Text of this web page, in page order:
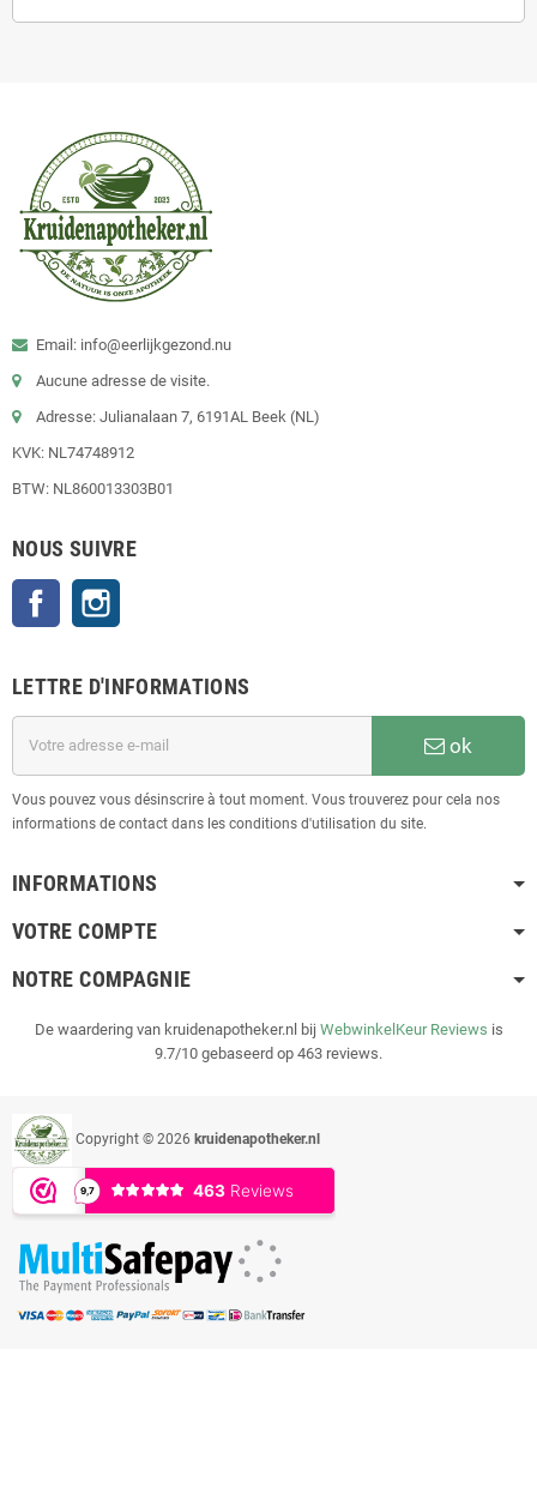
Email: info@eerlijkgezond.nu
Aucune adresse de visite.
Adresse: Julianalaan 7, 6191AL Beek (NL)
KVK: NL74748912
BTW: NL860013303B01
NOUS SUIVRE
Facebook
LETTRE D'INFORMATIONS
ok
Vous pouvez vous désinscrire à tout moment. Vous trouverez pour cela nos
informations de contact dans les conditions d'utilisation du site.
INFORMATIONS
VOTRE COMPTE
NOTRE COMPAGNIE
De waardering van kruidenapotheker.nl bij WebwinkelKeur Reviews is
9.7/10 gebaseerd op 463 reviews.
Copyright © 2026 kruidenapotheker.nl